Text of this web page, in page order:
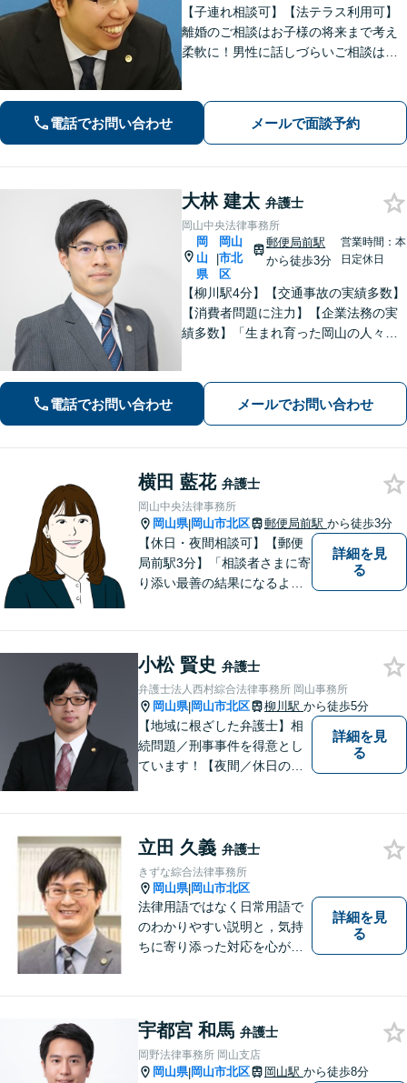
【子連れ相談可】【法テラス利用可】
離婚のご相談はお子様の将来まで考え
柔軟に！男性に話しづらいご相談は女
と連携してきめ細やかに対応【注力分
野初回相談無料】【WEB面談可】
電話でお問い合わせ メールで面談予約
大林 建太 弁護士
岡山中央法律事務所
岡
山
県
|
岡山
市北
区
郵便局前駅
から徒歩3分
営業時間：本
日定休日
【柳川駅4分】【交通事故の実績多数】
【消費者問題に注力】【企業法務の実
績多数】「生まれ育った岡山の人々の
実かつ確実な対応に努めてまいりま
す。お気軽にご相談ください。
電話でお問い合わせ メールでお問い合わせ
横田 藍花 弁護士
岡山中央法律事務所
岡山県|岡山市北区 郵便局前駅 から徒歩3分
【休日・夜間相談可】【郵便
局前駅3分】「相談者さまに寄
り添い最善の結果になるよう
よる不当な取り調べや身体拘
束から、依頼者さまの利益を
守ります【完全個室相談】
詳細を見
る
小松 賢史 弁護士
弁護士法人西村綜合法律事務所 岡山事務所
岡山県|岡山市北区 柳川駅 から徒歩5分
【地域に根ざした弁護士】相
続問題／刑事事件を得意とし
ています！【夜間／休日の相
詳細を見
る
立田 久義 弁護士
きずな綜合法律事務所
岡山県|岡山市北区
法律用語ではなく日常用語で
のわかりやすい説明と，気持
ちに寄り添った対応を心がけ
詳細を見
る
宇都宮 和馬 弁護士
岡野法律事務所 岡山支店
岡山県|岡山市北区 岡山駅 から徒歩8分